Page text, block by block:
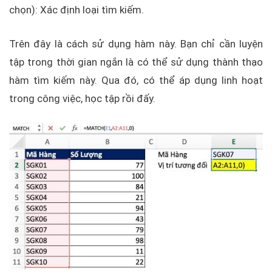
chọn): Xác định loại tìm kiếm.
Trên đây là cách sử dụng hàm này. Bạn chỉ cần luyện
tập trong thời gian ngắn là có thể sử dụng thành thạo
hàm tìm kiếm này. Qua đó, có thể áp dụng linh hoạt
trong công việc, học tập rồi đấy.